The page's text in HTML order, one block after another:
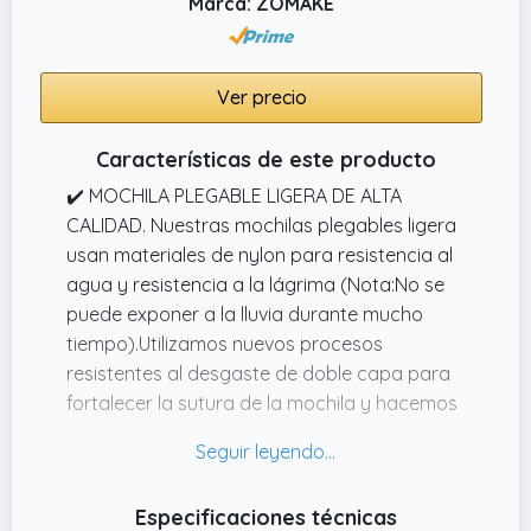
Ver precio
Características de este producto
✔️ MOCHILA PLEGABLE LIGERA DE ALTA
CALIDAD. Nuestras mochilas plegables ligera
usan materiales de nylon para resistencia al
agua y resistencia a la lágrima (Nota:No se
puede exponer a la lluvia durante mucho
tiempo).Utilizamos nuevos procesos
resistentes al desgaste de doble capa para
fortalecer la sutura de la mochila y hacemos
cremallera hecha de metal SBS bidireccional
evitar la cremallera.La cremallera lisa
Especificaciones técnicas